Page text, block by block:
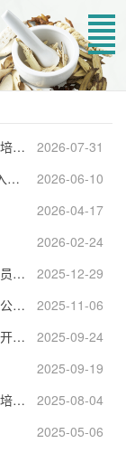
2026-07-31
天水市中医医院2026年中医住院医师规范化培训招录公示
2026-06-10
天水市中医医院2026年6月招聘编外人员进入体检环节人员名单公示
2026-04-17
2026-02-24
2025-12-29
天水市中医医院关于2025年招聘编外工作人员拟录用人员的公示
2025-11-06
天水市中医医院关于公布2025年度事业单位公开招聘工作人员成绩的公告
2025-09-24
天水市中医医院关于2025年预算调整信息公开的说明
2025-09-19
2025-08-04
天水市中医医院2025年中医住院医师规范化培训招录公示
2025-05-06